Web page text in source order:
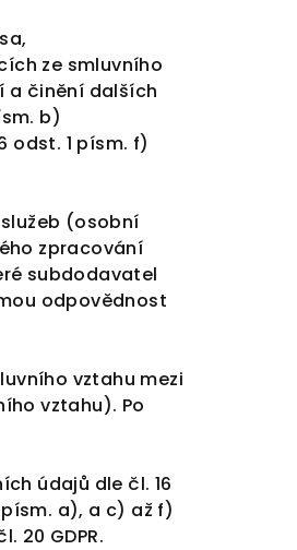
ze smluvního
a činění dalších
b)
odst. 1 písm. f)
(osobní
zpracování
subdodavatel
odpovědnost
vztahu mezi
vztahu). Po
údajů dle čl. 16
písm. a), a c) až f)
20 GDPR.